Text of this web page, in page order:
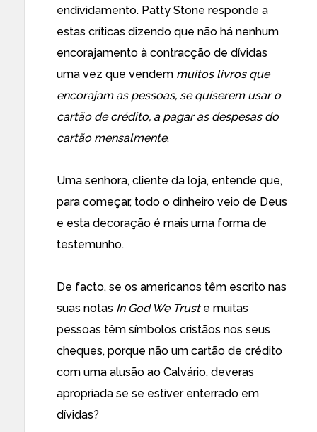
endividamento. Patty Stone responde a
estas críticas dizendo que não há nenhum
encorajamento à contracção de dívidas
uma vez que vendem muitos livros que
encorajam as pessoas, se quiserem usar o
cartão de crédito, a pagar as despesas do
cartão mensalmente.
Uma senhora, cliente da loja, entende que,
para começar, todo o dinheiro veio de Deus
e esta decoração é mais uma forma de
testemunho.
De facto, se os americanos têm escrito nas
suas notas In God We Truste muitas
pessoas têm símbolos cristãos nos seus
cheques, porque não um cartão de crédito
com uma alusão ao Calvário, deveras
apropriada se se estiver enterrado em
dívidas?